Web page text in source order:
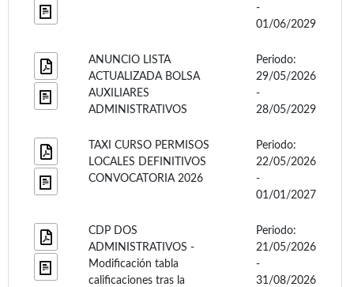
-
01/06/2029
ANUNCIO LISTA
ACTUALIZADA BOLSA
AUXILIARES
ADMINISTRATIVOS
Periodo:
29/05/2026
-
28/05/2029
TAXI CURSO PERMISOS
LOCALES DEFINITIVOS
CONVOCATORIA 2026
Periodo:
22/05/2026
-
01/01/2027
CDP DOS
ADMINISTRATIVOS -
Modificación tabla
calificaciones tras la
Periodo:
21/05/2026
-
31/08/2026